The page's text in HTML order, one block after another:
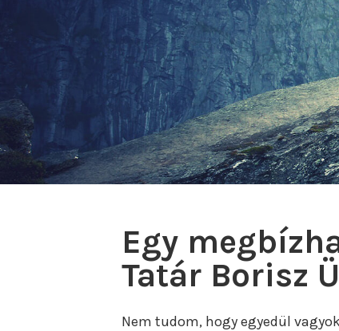
Egy
Tatár Borisz
Nem tudom, hogy egyedül